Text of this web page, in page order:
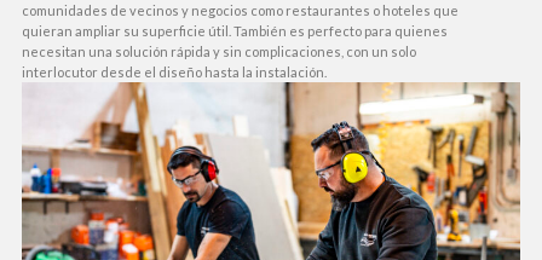
comunidades de vecinos y negocios como restaurantes o hoteles que
quieran ampliar su superficie útil. También es perfecto para quienes
necesitan una solución rápida y sin complicaciones, con un solo
interlocutor desde el diseño hasta la instalación.